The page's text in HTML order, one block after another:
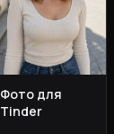
Фото для
Tinder